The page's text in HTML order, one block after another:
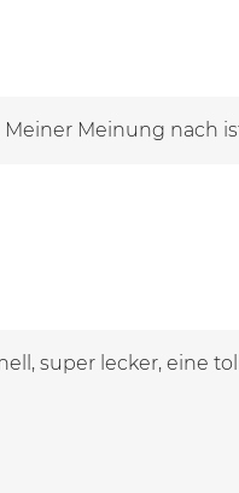
Meinung nach
super lecker, eine